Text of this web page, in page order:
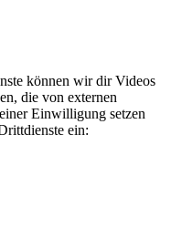
können wir dir Videos
die von externen
Einwilligung setzen
ein: